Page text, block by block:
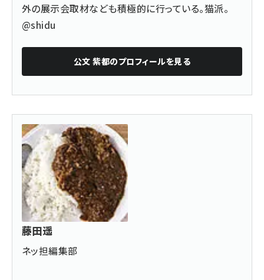
外の展示会取材なども積極的に行っている。猫派。
@shidu
公文 紫都のプロフィールを見る
藤田遥
ネッ担編集部